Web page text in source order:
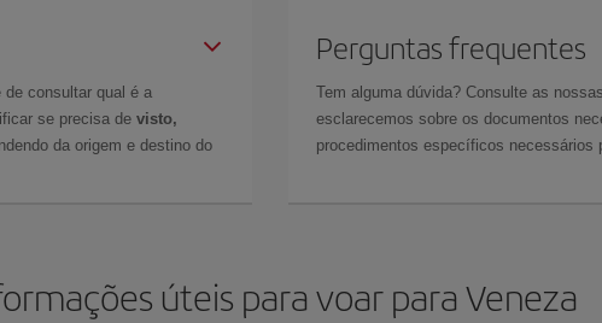
de consultar qual é a
se precisa de visto,
da origem e destino do
Perguntas frequentes
Tem alguma dúvida? Consulte as nossas
esclarecemos sobre os documentos
procedimentos específicos necessários
úteis para voar para Veneza